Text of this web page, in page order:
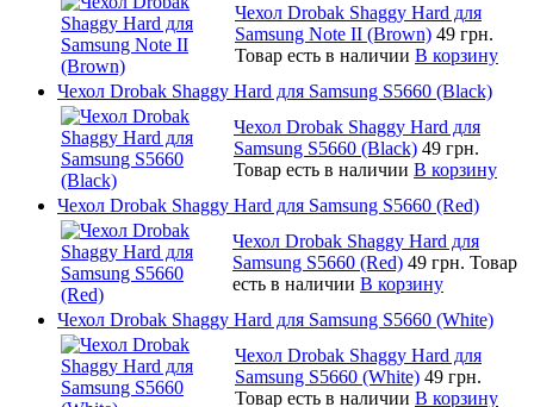
Чехол Drobak Shaggy Hard для
Samsung Note II (Brown) 49 грн.
Товар есть в наличии В корзину
Чехол Drobak Shaggy Hard для Samsung S5660 (Black)
Чехол Drobak Shaggy Hard для
Samsung S5660 (Black) 49 грн.
Товар есть в наличии В корзину
Чехол Drobak Shaggy Hard для Samsung S5660 (Red)
Чехол Drobak Shaggy Hard для
Samsung S5660 (Red) 49 грн. Товар
есть в наличии В корзину
Чехол Drobak Shaggy Hard для Samsung S5660 (White)
Чехол Drobak Shaggy Hard для
Samsung S5660 (White) 49 грн.
Товар есть в наличии В корзину